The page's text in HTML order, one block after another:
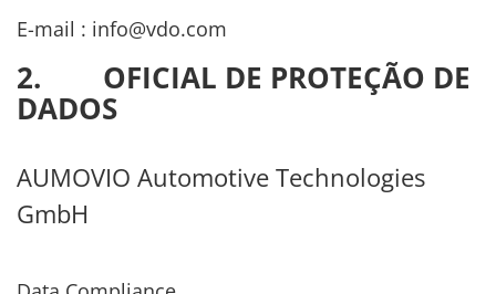
E-mail : info@vdo.com
2. OFICIAL DE PROTEÇÃO DE
DADOS
AUMOVIO Automotive Technologies
GmbH